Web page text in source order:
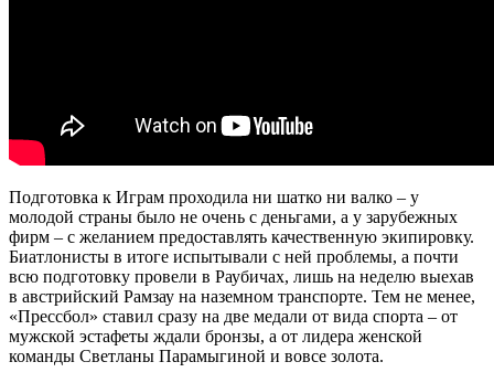
Подготовка к Играм проходила ни шатко ни валко – у
молодой страны было не очень с деньгами, а у зарубежных
фирм – с желанием предоставлять качественную экипировку.
Биатлонисты в итоге испытывали с ней проблемы, а почти
всю подготовку провели в Раубичах, лишь на неделю выехав
в австрийский Рамзау на наземном транспорте. Тем не менее,
«Прессбол» ставил сразу на две медали от вида спорта – от
мужской эстафеты ждали бронзы, а от лидера женской
команды Светланы Парамыгиной и вовсе золота.